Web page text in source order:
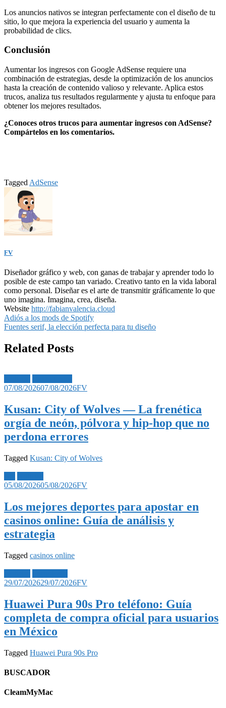
Los anuncios nativos se integran perfectamente con el diseño de tu
sitio, lo que mejora la experiencia del usuario y aumenta la
probabilidad de clics.
Conclusión
Aumentar los ingresos con Google AdSense requiere una
combinación de estrategias, desde la optimización de los anuncios
hasta la creación de contenido valioso y relevante. Aplica estos
trucos, analiza tus resultados regularmente y ajusta tu enfoque para
obtener los mejores resultados.
¿Conoces otros trucos para aumentar ingresos con AdSense?
Compártelos en los comentarios.
Tagged AdSense
FV
Diseñador gráfico y web, con ganas de trabajar y aprender todo lo
posible de este campo tan variado. Creativo tanto en la vida laboral
como personal. Diseñar es el arte de transmitir gráficamente lo que
uno imagina. Imagina, crea, diseña.
Website http://fabianvalencia.cloud
Navegación
de
entradas
Adiós a los mods de Spotify
Fuentes serif, la elección perfecta para tu diseño
Related Posts
07/08/202607/08/2026FV
Kusan: City of Wolves — La frenética
orgía de neón, pólvora y hip-hop que no
perdona errores
Tagged Kusan: City of Wolves
05/08/202605/08/2026FV
Los mejores deportes para apostar en
casinos online: Guía de análisis y
estrategia
Tagged casinos online
29/07/202629/07/2026FV
Huawei Pura 90s Pro teléfono: Guía
completa de compra oficial para usuarios
en México
Tagged Huawei Pura 90s Pro
BUSCADOR
CleamMyMac